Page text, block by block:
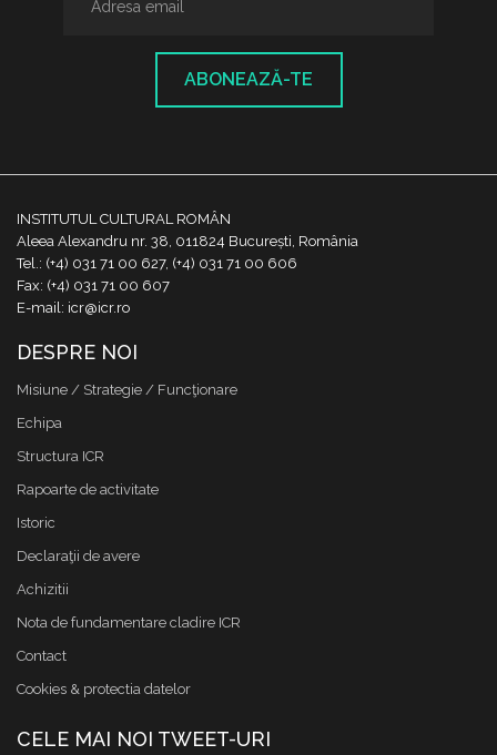
ABONEAZĂ-TE
INSTITUTUL CULTURAL ROMÂN
Aleea Alexandru nr. 38, 011824 București, România
Tel.: (+4) 031 71 00 627, (+4) 031 71 00 606
Fax: (+4) 031 71 00 607
E-mail: icr@icr.ro
DESPRE NOI
Misiune / Strategie / Funcţionare
Echipa
Structura ICR
Rapoarte de activitate
Istoric
Declaraţii de avere
Achizitii
Nota de fundamentare cladire ICR
Contact
Cookies & protectia datelor
CELE MAI NOI TWEET-URI